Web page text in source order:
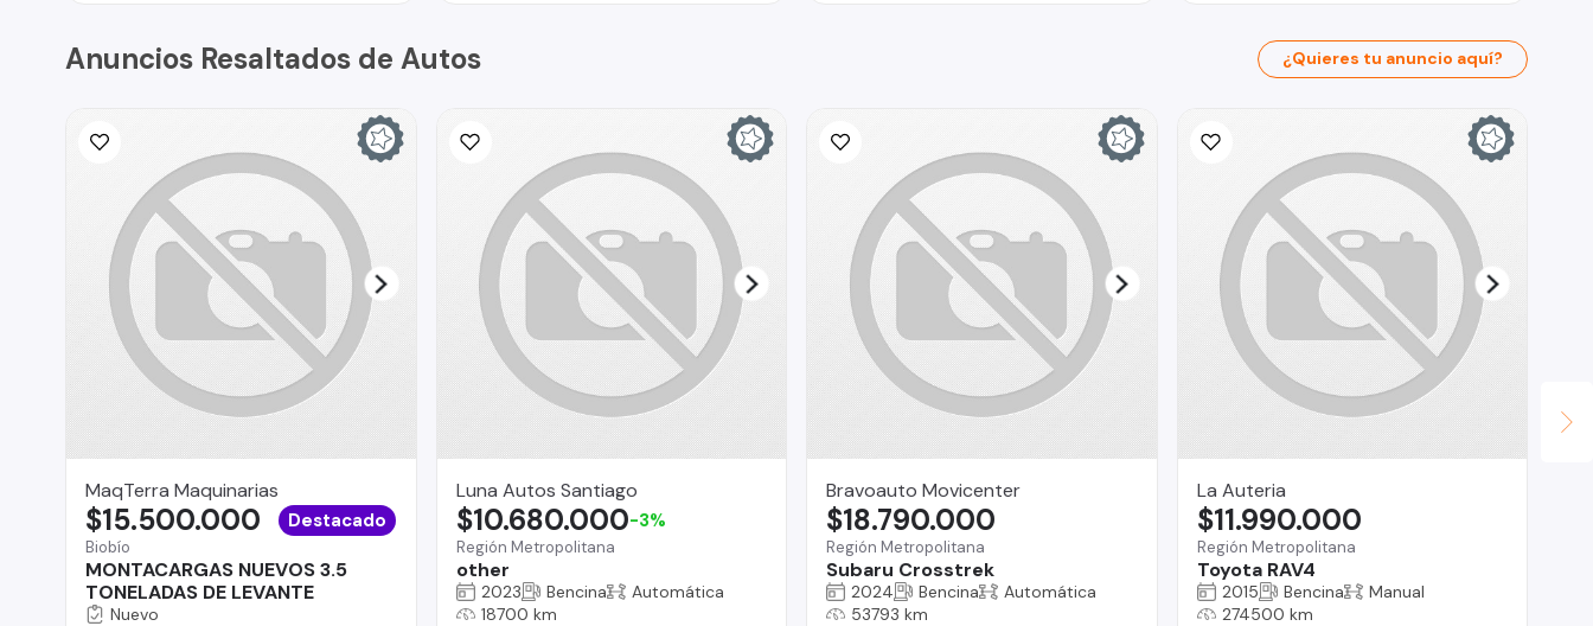
Anuncios Resaltados de Autos ¿Quieres tu anuncio aquí?
MaqTerra Maquinarias
Biobío
MONTACARGAS NUEVOS 3.5
TONELADAS DE LEVANTE
$15.500.000 Destacado
Nuevo
Luna Autos Santiago
Región Metropolitana
other
$10.680.000-3%
2023 Bencina
Automática
18700 km
Bravoauto Movicenter
Región Metropolitana
Subaru Crosstrek
$18.790.000
2024 Bencina
Automática
53793 km
La Auteria
Región Metropolitana
Toyota RAV4
$11.990.000
2015 Bencina
Manual
274500 km